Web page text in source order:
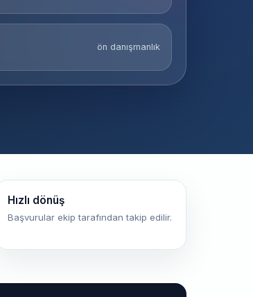
ön danışmanlık
Hızlı dönüş
Başvurular ekip tarafından takip edilir.